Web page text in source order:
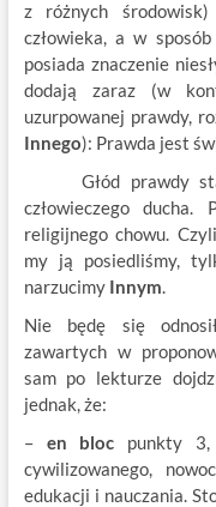
z różnych
człowieka, a w
posiada znaczenie
dodają zaraz (w
uzurpowanej prawdy,
Innego): Prawda jest
Głód prawdy
człowieczego ducha.
religijnego chowu.
my ją posiedliśmy,
narzucimy Innym.
Nie będę się
zawartych w
sam po lekturze
jednak, że:
– en bloc punkty
cywilizowanego,
edukacji i nauczania.